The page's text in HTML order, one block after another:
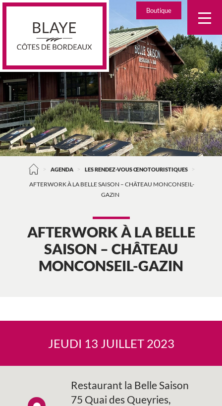
Skip
Boutique
> AGENDA > LES RENDEZ-VOUS ŒNOTOURISTIQUES >
AFTERWORK À LA BELLE SAISON – CHÂTEAU MONCONSEIL-
GAZIN
AFTERWORK À LA BELLE
SAISON – CHÂTEAU
MONCONSEIL-GAZIN
JEUDI 13 JUILLET 2023
Restaurant la Belle Saison
75 Quai des Queyries,